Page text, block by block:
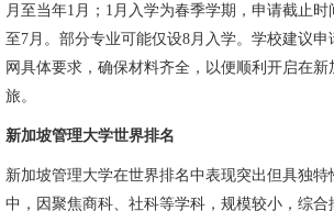
月至当年1月；1月入学为春季学期，申请截止时
至7月。部分专业可能仅设8月入学。学校建议
网具体要求，确保材料齐全，以便顺利开启在新
旅。
新加坡管理大学世界排名
新加坡管理大学在世界排名中表现突出但具独特
中，因聚焦商科、社科等学科，规模较小，综